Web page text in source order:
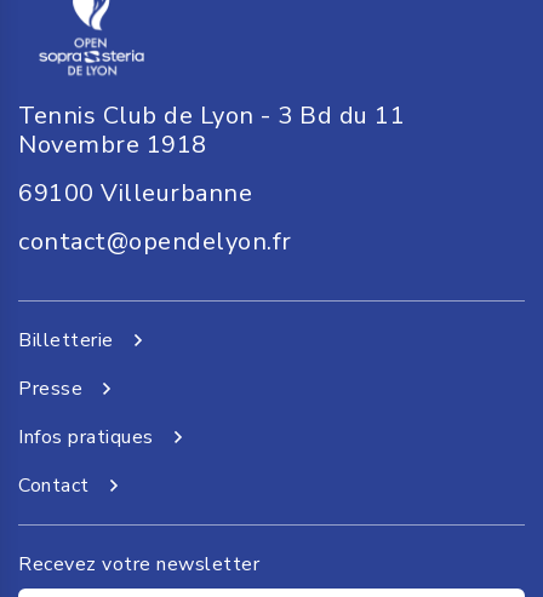
Tennis Club de Lyon - 3 Bd du 11
Novembre 1918
69100 Villeurbanne
contact@opendelyon.fr
Billetterie
Presse
Infos pratiques
Contact
Recevez votre newsletter